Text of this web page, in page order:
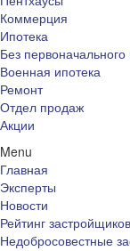
Коммерция
Ипотека
Без первоначального
Военная ипотека
Ремонт
Отдел продаж
Акции
Menu
Главная
Эксперты
Новости
Рейтинг застройщиков
Недобросовестные